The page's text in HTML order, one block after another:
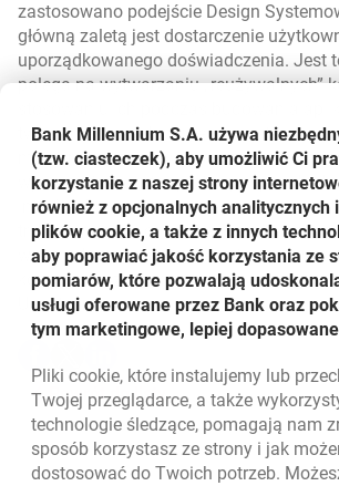
zastosowano podejście Design
główną zaletą jest dostarczenie
uporządkowanego doświadczenia. Jest
polega na wytwarzaniu „reużywalnych”
tworzenie nowych procesów jest o wiele
ma to również wpływ na przyszły rozwój
wykorzystaniu inteligentnego sposobu
interfejsów użytkownicy aplikacji mogą
trybem nocnym czy dopasować
własnych preferencji. Niewątpliwie
korzystania z aplikacji.
Udostępnij
otwiera się w nowej karcie
otwiera się w nowej karcie
otwiera się w nowej karcie
Powrót do listy
Bank Millennium S.A. używa
(tzw. ciasteczek), aby umożliwić Ci
korzystanie z naszej strony
również z opcjonalnych analitycznych
plików cookie, a także z innych
aby poprawiać jakość korzystania ze
pomiarów, które pozwalają
usługi oferowane przez Bank oraz
tym marketingowe, lepiej
Pliki cookie, które instalujemy lub
Twojej przeglądarce, a także
technologie śledzące, pomagają nam
sposób korzystasz ze strony i jak
dostosować do Twoich potrzeb.